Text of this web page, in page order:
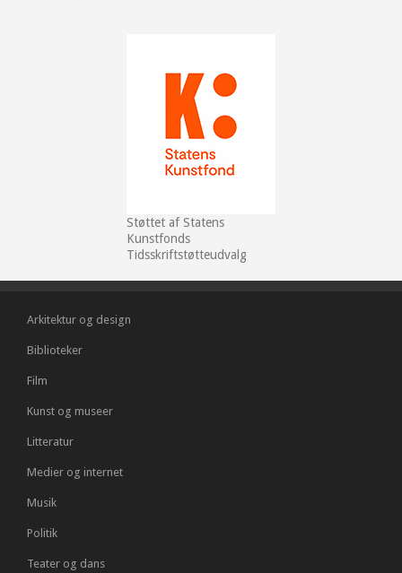
Støttet af Statens
Kunstfonds
Tidsskriftstøtteudvalg
Arkitektur og design
Biblioteker
Film
Kunst og museer
Litteratur
Medier og internet
Musik
Politik
Teater og dans